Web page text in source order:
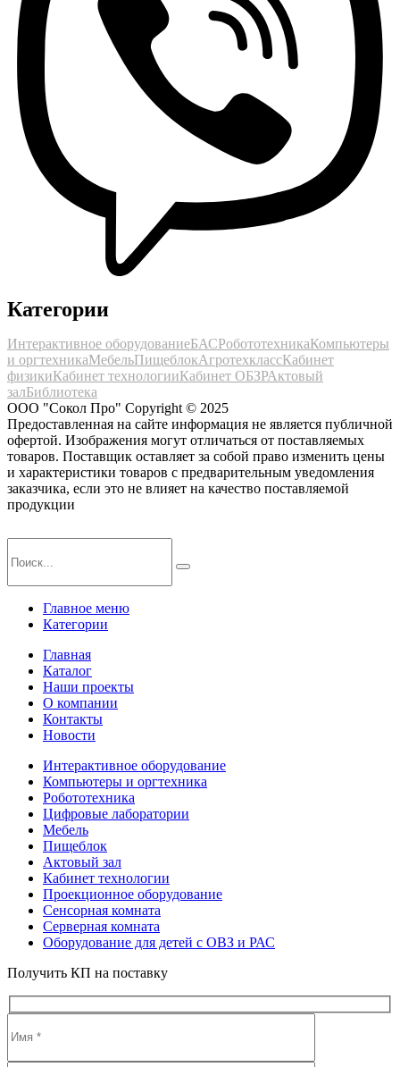
Категории
Интерактивное оборудованиеБАСРобототехникаКомпьютеры
и оргтехникаМебельПищеблокАгротехклассКабинет
физикиКабинет технологииКабинет ОБЗРАктовый
залБиблиотека
ООО "Сокол Про" Copyright © 2025
Предоставленная на сайте информация не является публичной
офертой. Изображения могут отличаться от поставляемых
товаров. Поставщик оставляет за собой право изменить цены
и характеристики товаров с предварительным уведомления
заказчика, если это не влияет на качество поставляемой
продукции
Главное меню
Категории
Главная
Каталог
Наши проекты
О компании
Контакты
Новости
Интерактивное оборудование
Компьютеры и оргтехника
Робототехника
Цифровые лаборатории
Мебель
Пищеблок
Актовый зал
Кабинет технологии
Проекционное оборудование
Сенсорная комната
Серверная комната
Оборудование для детей с ОВЗ и РАС
Получить КП на поставку